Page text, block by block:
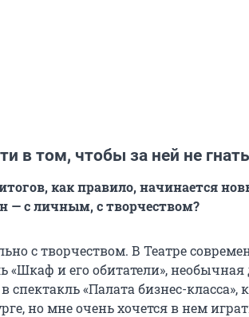
в том, чтобы за ней не
как правило, начинается
— с личным, с творчеством?
с творчеством. В Театре
«Шкаф и его обитатели»,
спектакль «Палата бизнес-
но мне очень хочется в нем